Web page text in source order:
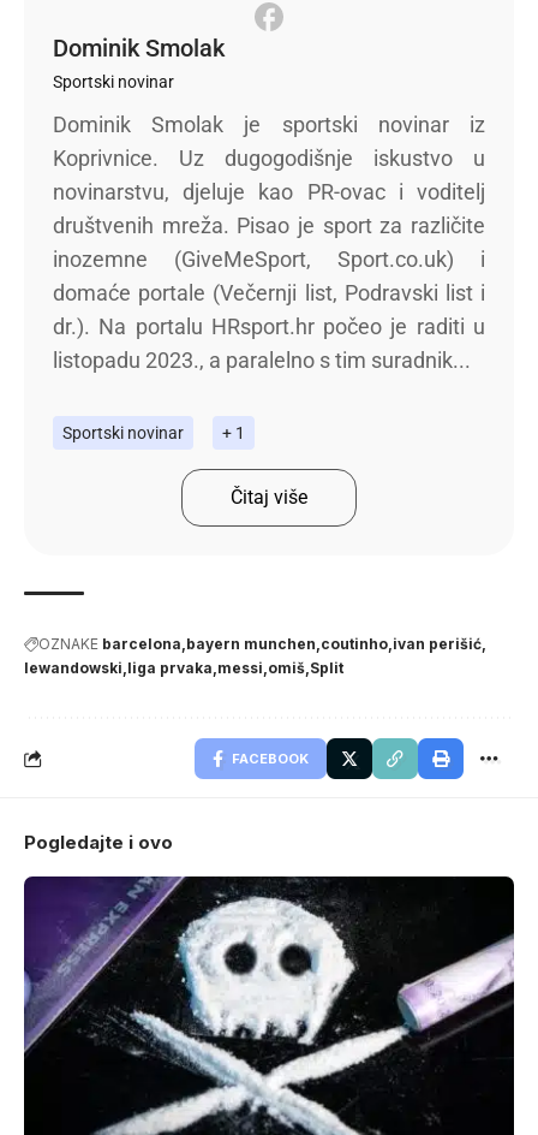
Dominik Smolak
Sportski novinar
Dominik Smolak je sportski novinar iz
Koprivnice. Uz dugogodišnje iskustvo u
novinarstvu, djeluje kao PR-ovac i voditelj
društvenih mreža. Pisao je sport za različite
inozemne (GiveMeSport, Sport.co.uk) i
domaće portale (Večernji list, Podravski list i
dr.). Na portalu HRsport.hr počeo je raditi u
listopadu 2023., a paralelno s tim suradnik...
Sportski novinar + 1
Čitaj više
OZNAKE barcelona bayern munchen coutinho ivan perišić
lewandowski liga prvaka messi omiš Split
FACEBOOK
Pogledajte i ovo